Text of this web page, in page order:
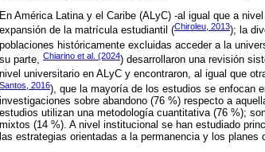
En América Latina y el Caribe (ALyC) -al igual que a
expansión de la matrícula estudiantil (Chiroleu, 2013); la
poblaciones históricamente excluidas acceder a la
su parte, Chiarino et al. (2024) desarrollaron una revisión
nivel universitario en ALyC y encontraron, al igual que
Santos, 2016), que la mayoría de los estudios se enfocan
investigaciones sobre abandono (76 %) respecto a
estudios utilizan una metodología cuantitativa (76 %);
mixtos (14 %). A nivel institucional se han estudiado
las estrategias orientadas a la permanencia y los planes